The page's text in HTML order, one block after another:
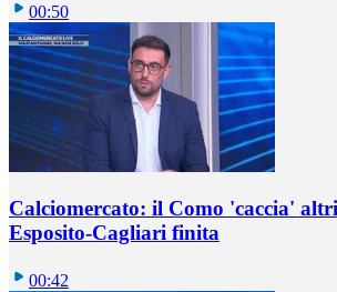
00:50
Calciomercato: il Como 'caccia'
Esposito-Cagliari finita
00:42